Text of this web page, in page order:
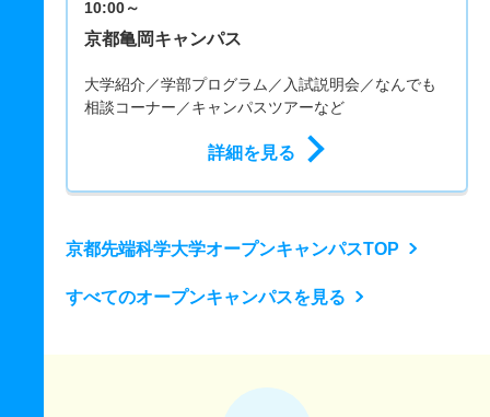
10:00～
京都亀岡キャンパス
大学紹介／学部プログラム／入試説明会／なんでも
相談コーナー／キャンパスツアーなど
詳細を見る
京都先端科学大学オープンキャンパスTOP
すべてのオープンキャンパスを見る